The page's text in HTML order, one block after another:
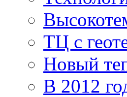
ТЦ с
Новый
В 2012